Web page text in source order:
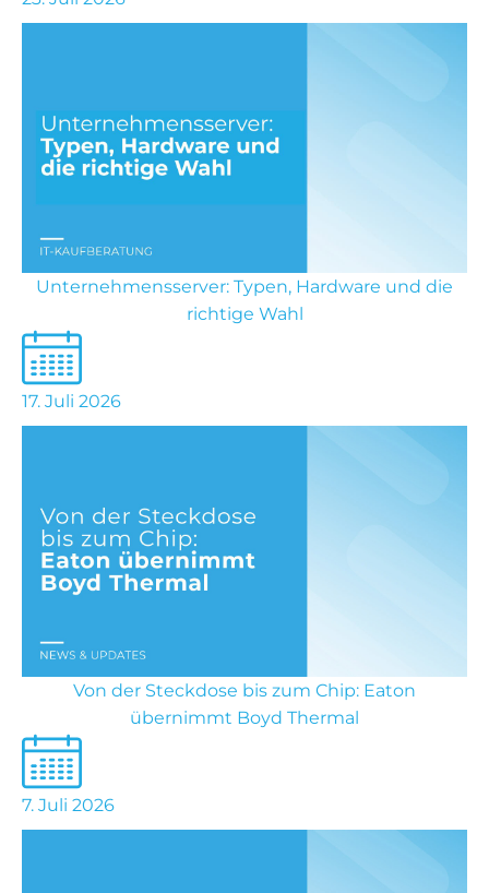
Unternehmensserver: Typen, Hardware und die
richtige Wahl
17. Juli 2026
Von der Steckdose bis zum Chip: Eaton
übernimmt Boyd Thermal
7. Juli 2026